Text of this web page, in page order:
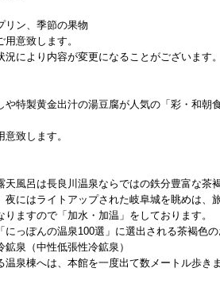
ン、季節の果物
意致します。
により内容が変更になることがございます。
や特製黄金出汁の湯豆腐が人気の「彩・和朝
致します。
天風呂は長良川温泉ならではの鉄分豊富な
夜にはライトアップされた岐阜城を眺めは、
ますので「加水・加温」をしております。
っぽんの温泉100選」に選出される茶褐色の
鉱泉（中性低張性冷鉱泉）
泉棟へは、本館を一度出て数メートル歩き